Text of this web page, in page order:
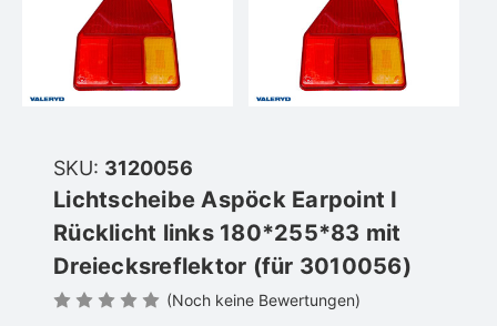
SKU: 3120056
Lichtscheibe Aspöck Earpoint I
Rücklicht links 180*255*83 mit
Dreiecksreflektor (für 3010056)
(Noch keine Bewertungen)